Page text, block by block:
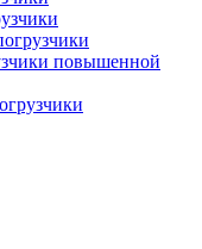
повышенной